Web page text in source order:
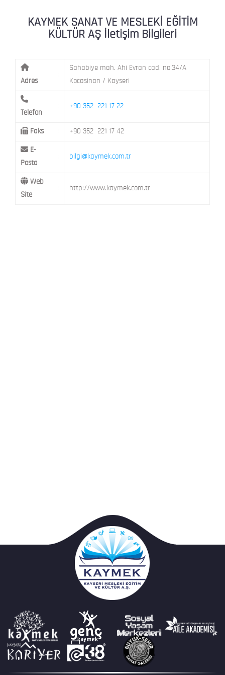
KAYMEK SÜMER MEVLANA MAH. 8. CAD. NO: 28
MİMARSİNAN DEMOKRASİ MAH. FATİN
KAYMEK SANAT VE MESLEKİ EĞİTİM
KÜLTÜR AŞ İletişim Bilgileri
Adres
:
Sahabiye mah. Ahi Evran cad. no:34/A
Kocasinan / Kayseri
Telefon
: +90 352 221 17 22
Faks : +90 352 221 17 42
E-
Posta
: bilgi@kaymek.com.tr
Web
Site
: http://www.kaymek.com.tr